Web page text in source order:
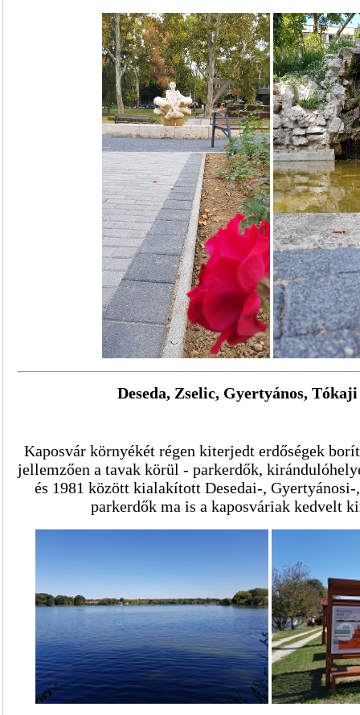
Deseda, Zselic, Gyertyános,
Kaposvár környékét régen kiterjedt erdőségek
jellemzően a tavak körül - parkerdők,
és 1981 között kialakított Desedai-,
parkerdők ma is a kaposváriak kedvelt